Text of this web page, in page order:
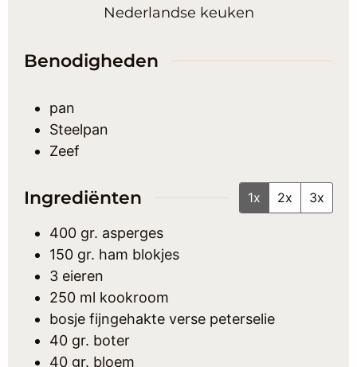
Nederlandse keuken
Benodigheden
pan
Steelpan
Zeef
Ingrediënten 1x 2x 3x
400 gr. asperges
150 gr. ham blokjes
3 eieren
250 ml kookroom
bosje fijngehakte verse peterselie
40 gr. boter
40 gr. bloem